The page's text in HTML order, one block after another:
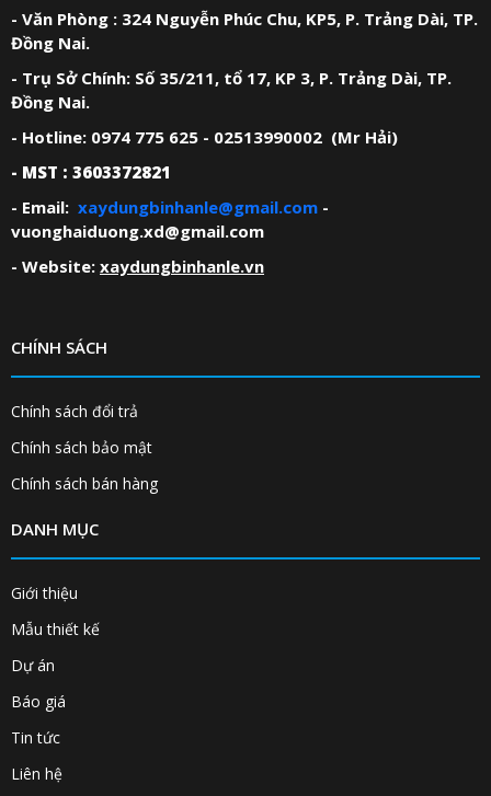
- Văn Phòng : 324 Nguyễn Phúc Chu, KP5, P. Trảng Dài, TP.
Đồng Nai.
- Trụ Sở Chính: Số 35/211, tổ 17, KP 3, P. Trảng Dài, TP.
Đồng Nai.
- Hotline: 0974 775 625 - 02513990002 (Mr Hải)
- MST : 3603372821
- Email: xaydungbinhanle@gmail.com -
vuonghaiduong.xd@gmail.com
- Website: xaydungbinhanle.vn
CHÍNH SÁCH
Chính sách đổi trả
Chính sách bảo mật
Chính sách bán hàng
DANH MỤC
Giới thiệu
Mẫu thiết kế
Dự án
Báo giá
Tin tức
Liên hệ